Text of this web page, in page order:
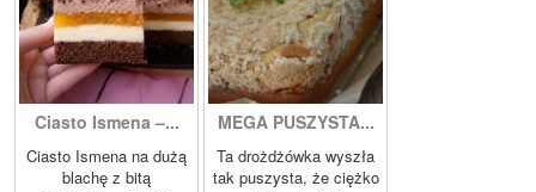
Ciasto Ismena –...
Ciasto Ismena na dużą
blachę z bitą
MEGA PUSZYSTA...
Ta drożdżówka wyszła
tak puszysta, że ciężko